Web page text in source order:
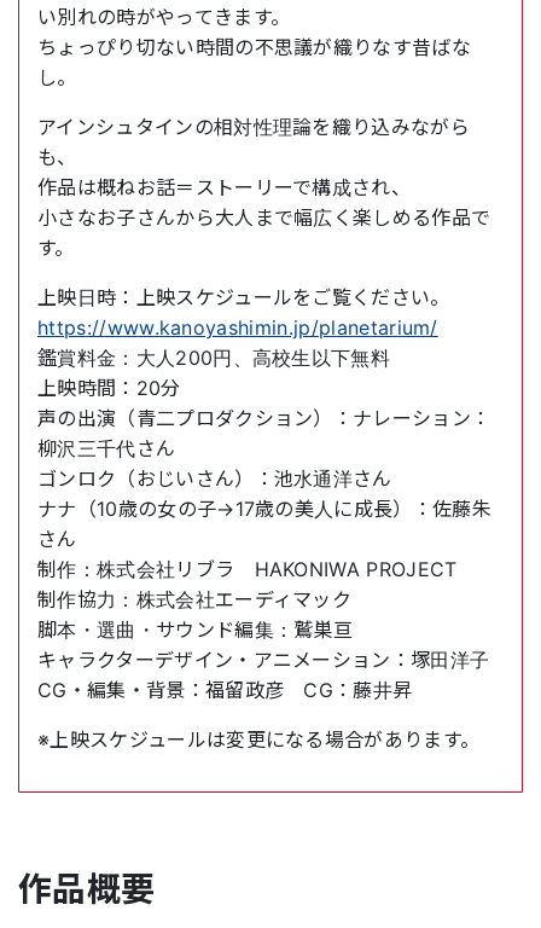
い別れの時がやってきます。
ちょっぴり切ない時間の不思議が織りなす昔ばな
し。
アインシュタインの相対性理論を織り込みながら
も、
作品は概ねお話＝ストーリーで構成され、
小さなお子さんから大人まで幅広く楽しめる作品で
す。
上映日時：上映スケジュールをご覧ください。
https://www.kanoyashimin.jp/planetarium/
鑑賞料金：大人200円、高校生以下無料
上映時間：20分
声の出演（青二プロダクション）：ナレーション：
柳沢三千代さん
ゴンロク（おじいさん）：池水通洋さん
ナナ（10歳の女の子→17歳の美人に成長）：佐藤朱
さん
制作：株式会社リブラ HAKONIWA PROJECT
制作協力：株式会社エーディマック
脚本・選曲・サウンド編集：鷲巣亘
キャラクターデザイン・アニメーション：塚田洋子
CG・編集・背景：福留政彦 CG：藤井昇
※上映スケジュールは変更になる場合があります。
作品概要